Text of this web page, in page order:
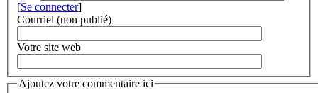
[Se connecter]
Courriel (non publié)
Votre site web
Ajoutez votre commentaire ici